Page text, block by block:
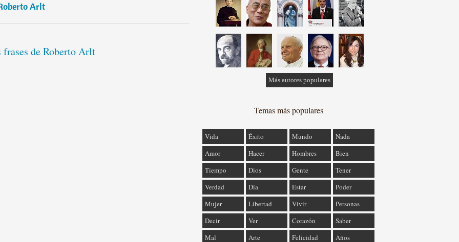
Arlt
frases de Roberto Arlt
Más autores populares
Temas más populares
Vida Éxito Mundo
Nada
Amor
Hacer Hombres
Bien
Tiempo
Dios Gente
Tener
Verdad
Día Estar
Poder
Mujer
Libertad Vivir
Personas
Decir
Ver Corazón
Saber
Mal
Arte Felicidad Años